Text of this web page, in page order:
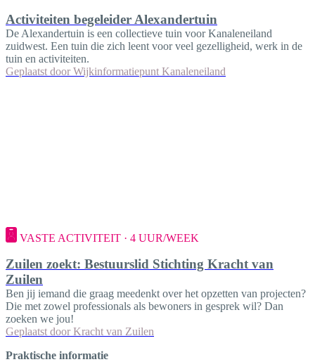
Activiteiten begeleider Alexandertuin
De Alexandertuin is een collectieve tuin voor Kanaleneiland
zuidwest. Een tuin die zich leent voor veel gezelligheid, werk in de
tuin en activiteiten.
Geplaatst door Wijkinformatiepunt Kanaleneiland
VASTE ACTIVITEIT · 4 UUR/WEEK
Zuilen zoekt: Bestuurslid Stichting Kracht van
Zuilen
Ben jij iemand die graag meedenkt over het opzetten van projecten?
Die met zowel professionals als bewoners in gesprek wil? Dan
zoeken we jou!
Geplaatst door Kracht van Zuilen
Praktische informatie